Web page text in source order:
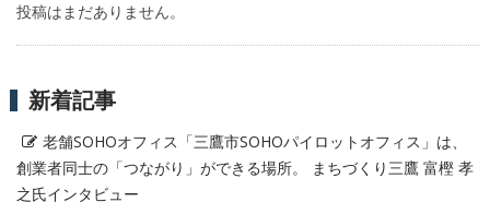
投稿はまだありません。
新着記事
老舗SOHOオフィス「三鷹市SOHOパイロットオフィス」は、
創業者同士の「つながり」ができる場所。 まちづくり三鷹 富樫 孝
之氏インタビュー